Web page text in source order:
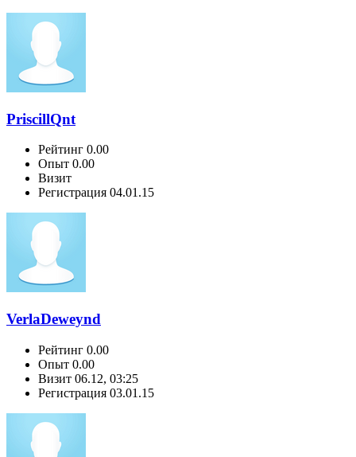
PriscillQnt
Рейтинг 0.00
Опыт 0.00
Визит
Регистрация 04.01.15
VerlaDeweynd
Рейтинг 0.00
Опыт 0.00
Визит 06.12, 03:25
Регистрация 03.01.15